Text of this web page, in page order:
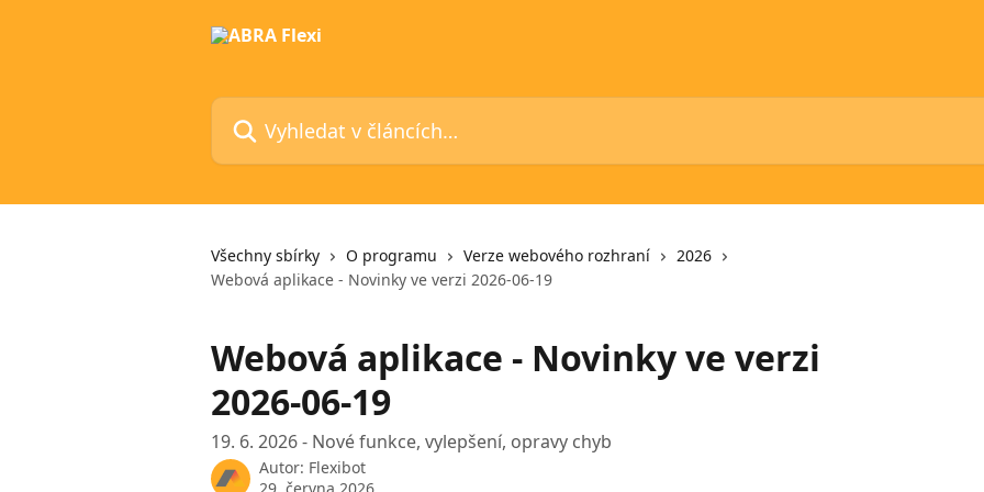
Vyhledat v článcích…
Všechny sbírky O programu Verze webového rozhraní
2026
Webová aplikace - Novinky ve verzi 2026-06-19
Webová aplikace - Novinky ve verzi
2026-06-19
19. 6. 2026 - Nové funkce, vylepšení, opravy chyb
Autor: Flexibot